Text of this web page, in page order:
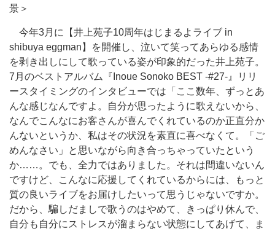
景＞
今年3月に【井上苑子10周年はじまるよライブ in
shibuya eggman】を開催し、泣いて笑ってあらゆる感情
を剥き出しにして歌っている姿が印象的だった井上苑子。
7月のベストアルバム『Inoue Sonoko BEST -#27-』リリ
ースタイミングのインタビューでは「ここ数年、ずっとあ
んな感じなんですよ。自分が思ったように歌えないから、
なんでこんなにお客さんが喜んでくれているのか正直分か
んないというか、私はその状況を素直に喜べなくて。「ご
めんなさい」と思いながら向き合っちゃっていたという
か……。でも、全力ではありました。それは間違いないん
ですけど、こんなに応援してくれているからには、もっと
質の良いライブをお届けしたいって思うじゃないですか。
だから、騙しだましで歌うのはやめて、きっぱり休んで、
自分も自分にストレスが溜まらない状態にしてあげて、ま